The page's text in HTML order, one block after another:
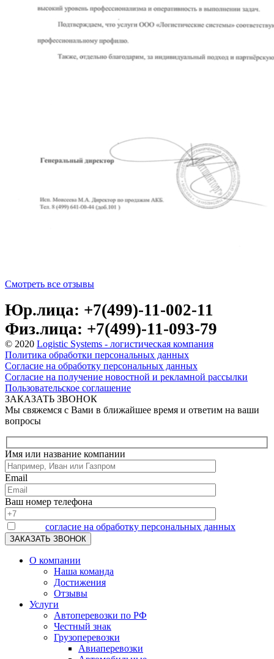
Смотреть все отзывы
Юр.лица: +7(499)-11-002-11
Физ.лица: +7(499)-11-093-79
© 2020 Logistic Systems - логистическая компания
Политика обработки персональных данных
Согласие на обработку персональных данных
Согласие на получение новостной и рекламной рассылки
Пользовательское соглашение
ЗАКАЗАТЬ ЗВОНОК
Мы свяжемся с Вами в ближайшее время и ответим на ваши
вопросы
Имя или название компании
Email
Ваш номер телефона
согласие на обработку персональных данных
О компании
Наша команда
Достижения
Отзывы
Услуги
Автоперевозки по РФ
Честный знак
Грузоперевозки
Авиаперевозки